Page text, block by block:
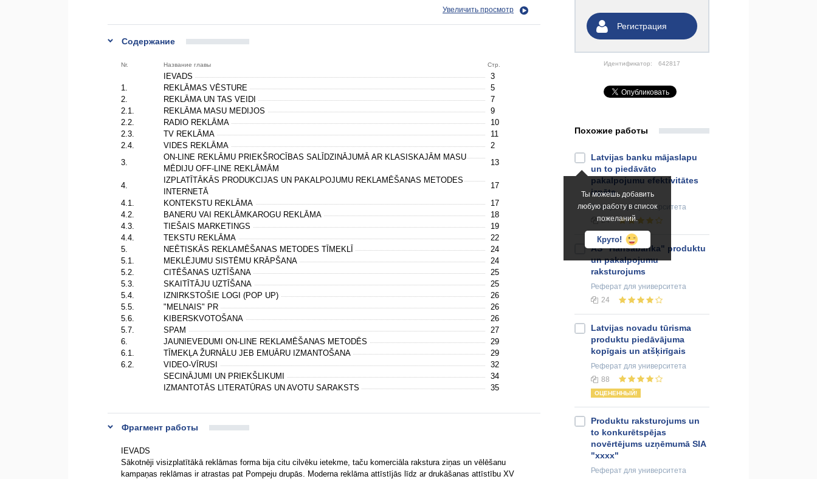
Регистрация
Идентификатор: 642817
Увеличить просмотр
Содержание
Nr. Название главы Стр.
IEVADS
3
1.
REKLĀMAS VĒSTURE
5
2.
REKLĀMA UN TAS VEIDI
7
2.1.
REKLĀMA MASU MEDIJOS
9
2.2.
RADIO REKLĀMA
10
2.3.
TV REKLĀMA
11
2.4.
VIDES REKLĀMA
2
3.
ON-LINE REKLĀMU PRIEKŠROCĪBAS SALĪDZINĀJUMĀ AR KLASISKAJĀM MASU
MĒDIJU OFF-LINE REKLĀMĀM
13
4.
IZPLATĪTĀKĀS PRODUKCIJAS UN PAKALPOJUMU REKLAMĒŠANAS METODES
INTERNETĀ
17
4.1.
KONTEKSTU REKLĀMA
17
4.2.
BANERU VAI REKLĀMKAROGU REKLĀMA
18
4.3.
TIEŠAIS MARKETINGS
19
4.4.
TEKSTU REKLĀMA
22
5.
NEĒTISKĀS REKLAMĒŠANAS METODES TĪMEKLĪ
24
5.1.
MEKLĒJUMU SISTĒMU KRĀPŠANA
24
5.2.
CITĒŠANAS UZTĪŠANA
25
5.3.
SKAITĪTĀJU UZTĪŠANA
25
5.4.
IZNIRKSTOŠIE LOGI (POP UP)
26
5.5.
"MELNAIS" PR
26
5.6.
KIBERSKVOTOŠANA
26
5.7.
SPAM
27
6.
JAUNIEVEDUMI ON-LINE REKLAMĒŠANAS METODĒS
29
6.1.
TĪMEKĻA ŽURNĀLU JEB EMUĀRU IZMANTOŠANA
29
6.2.
VIDEO-VĪRUSI
32
SECINĀJUMI UN PRIEKŠLIKUMI
34
IZMANTOTĀS LITERATŪRAS UN AVOTU SARAKSTS
35
Фрагмент работы
IEVADS
Sākotnēji visizplatītākā reklāmas forma bija citu cilvēku ietekme, taču komerciāla rakstura ziņas un vēlēšanu
kampaņas reklāmas ir atrastas pat Pompeju drupās. Moderna reklāma attīstījās līdz ar drukāšanas attīstību XV
Похожие работы
Ты можешь добавить
любую работу в список
пожеланий.
Круто!
Latvijas banku mājaslapu
un to piedāvāto
pakalpojumu efektivitātes
izpēte
Рефератдля университета
24
AS "Hansabanka" produktu
un pakalpojumu
raksturojums
Реферат для университета
24
Latvijas novadu tūrisma
produktu piedāvājuma
kopīgais un atšķirīgais
Реферат для университета
88
ОЦЕНЕННЫЙ!
Produktu raksturojums un
to konkurētspējas
novērtējums uzņēmumā SIA
"xxxx"
Реферат для университета